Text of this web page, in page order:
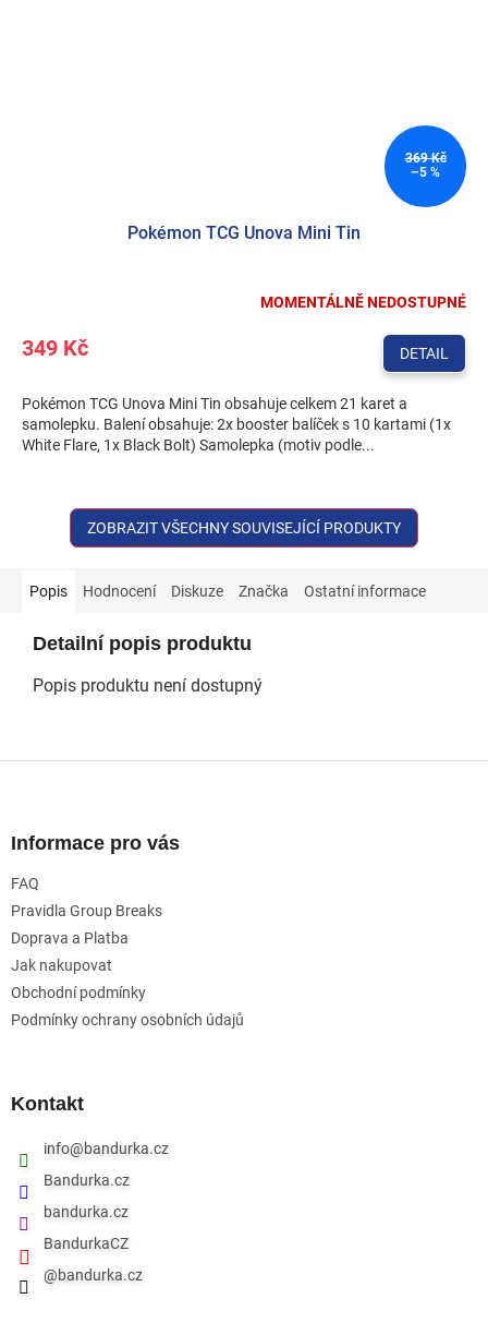
369 Kč
–5 %
Pokémon TCG Unova Mini Tin
MOMENTÁLNĚ NEDOSTUPNÉ
349 Kč DETAIL
Pokémon TCG Unova Mini Tin obsahuje celkem 21 karet a
samolepku. Balení obsahuje: 2x booster balíček s 10 kartami (1x
White Flare, 1x Black Bolt) Samolepka (motiv podle...
ZOBRAZIT VŠECHNY SOUVISEJÍCÍ PRODUKTY
Popis Hodnocení Diskuze Značka Ostatní informace
Detailní popis produktu
Popis produktu není dostupný
Informace pro vás
FAQ
Pravidla Group Breaks
Doprava a Platba
Jak nakupovat
Obchodní podmínky
Podmínky ochrany osobních údajů
Kontakt
info@bandurka.cz
Bandurka.cz
bandurka.cz
BandurkaCZ
@bandurka.cz